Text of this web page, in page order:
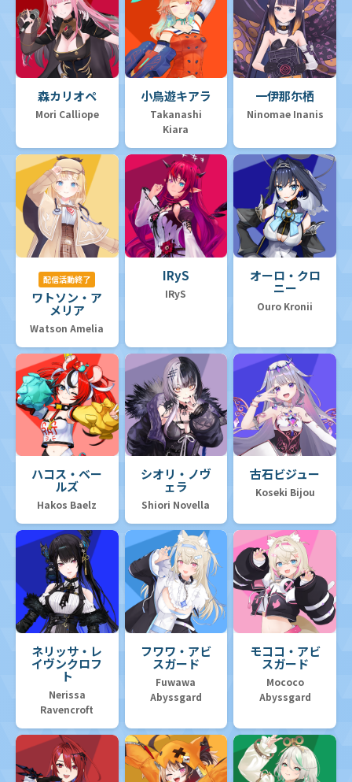
森カリオペ
Mori Calliope
小鳥遊キアラ
Takanashi
Kiara
一伊那尓栖
Ninomae Inanis
配信活動終了
ワトソン・ア
メリア
Watson Amelia
IRyS
IRyS
オーロ・クロ
ニー
Ouro Kronii
ハコス・ベー
ルズ
Hakos Baelz
シオリ・ノヴ
ェラ
Shiori Novella
古石ビジュー
Koseki Bijou
ネリッサ・レ
イヴンクロフ
ト
Nerissa
Ravencroft
フワワ・アビ
スガード
Fuwawa
Abyssgard
モココ・アビ
スガード
Mococo
Abyssgard